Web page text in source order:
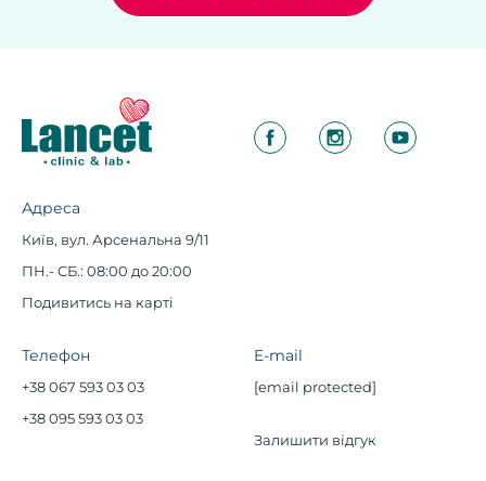
Адреса
Київ, вул. Арсенальна 9/11
ПН.- СБ.: 08:00 до 20:00
Подивитись на карті
Телефон
+38 067 593 03 03
+38 095 593 03 03
E-mail
[email protected]
Залишити відгук